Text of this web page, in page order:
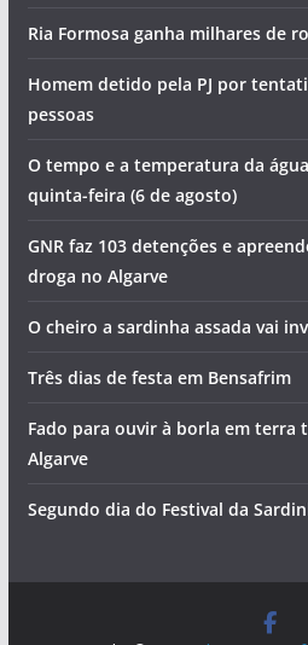
Ria Formosa ganha milhares de
Homem detido pela PJ por
pessoas
O tempo e a temperatura da
quinta-feira (6 de agosto)
GNR faz 103 detenções e
droga no Algarve
O cheiro a sardinha assada vai
Três dias de festa em Bensafrim
Fado para ouvir à borla em
Algarve
Segundo dia do Festival da